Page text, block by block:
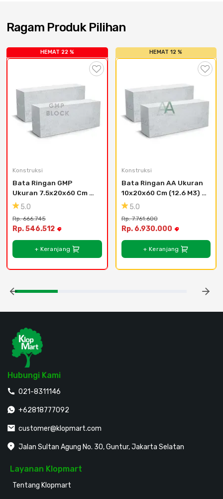
Ragam Produk Pilihan
HEMAT 22 %
Konstruksi
Bata Ringan GMP
Ukuran 7.5x20x60 Cm
(14.4 M3) - Area Bekasi
5.0
Rp. 666.745
Rp. 546.512
+ Keranjang
HEMAT 12 %
Konstruksi
Bata Ringan AA Ukuran
10x20x60 Cm (12.6 M3) -
Area Tangerang
5.0
Rp. 7.761.600
Rp. 6.930.000
+ Keranjang
Hubungi Kami
021-8311146
+62818777092
customer@klopmart.com
Jalan Sultan Agung No. 30, Guntur, Jakarta Selatan
Layanan Klopmart
Tentang Klopmart